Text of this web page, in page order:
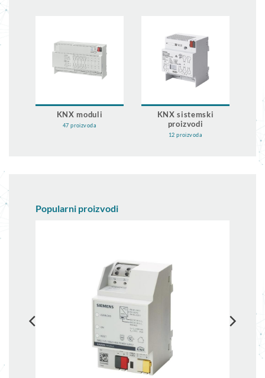
KNX moduli
47 proizvoda
KNX sistemski
proizvodi
12 proizvoda
Popularni proizvodi